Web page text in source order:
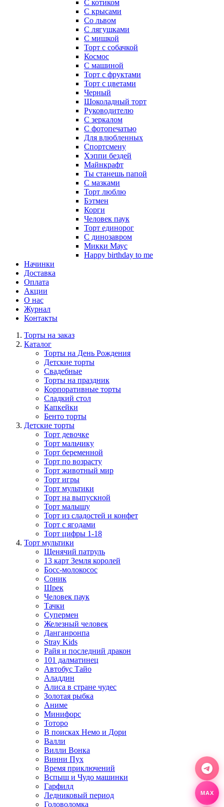
С котиком
С крысами
Со львом
С лягушками
С мишкой
Торт с собачкой
Космос
С машиной
Торт с фруктами
Торт с цветами
Черный
Шоколадный торт
Руководителю
С зеркалом
С фотопечатью
Для влюбленных
Спортсмену
Хэппи бездей
Майнкрафт
Ты станешь папой
С мазками
Торт люблю
Бэтмен
Корги
Человек паук
Торт единорог
С динозавром
Микки Маус
Happy birthday to me
Начинки
Доставка
Оплата
Акции
О нас
Журнал
Контакты
Торты на заказ
Каталог
Торты на День Рождения
Детские торты
Свадебные
Торты на праздник
Корпоративные торты
Сладкий стол
Капкейки
Бенто торты
Детские торты
Торт девочке
Торт мальчику
Торт беременной
Торт по возрасту
Торт животный мир
Торт игры
Торт мультики
Торт на выпускной
Торт малышу
Торт из сладостей и конфет
Торт с ягодами
Торт цифры 1-18
Торт мультики
Щенячий патруль
13 карт Земля королей
Босс-молокосос
Соник
Шрек
Человек паук
Тачки
Супермен
Железный человек
Данганронпа
Stray Kids
Райя и последний дракон
101 далматинец
Автобус Тайо
Аладдин
Алиса в стране чудес
Золотая рыбка
Аниме
Минифорс
Тоторо
В поисках Немо и Дори
Валли
Вилли Вонка
Винни Пух
Время приключений
Вспыш и Чудо машинки
Гарфилд
Ледниковый период
Головоломка
MAX